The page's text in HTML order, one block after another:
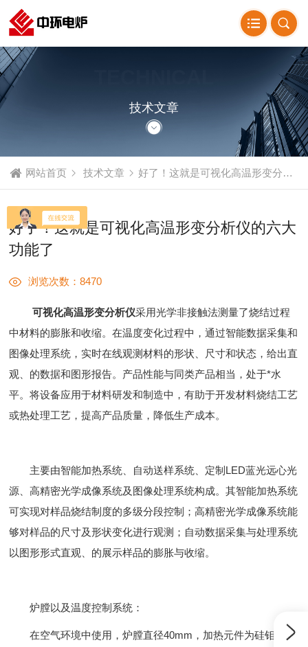
ARTICLE
技术文章
网站首页 技术文章 好了！这就是可视化高温形变分析仪的六大功能了
好了！这就是可视化高温形变分析仪的六大
功能了
浏览次数：8470
可视化高温形变分析仪采用光学非接触法测量了烧结过程
中材料的膨胀和收缩。在温度变化过程中，通过智能数据采集和
图像处理系统，实时在线观测材料的形状、尺寸和状态，给出直
观、的数据和图形报告。产品性能与同类产品相当，处于*水
平。将设备应用于材料研发和制造中，有助于开发材料烧结工艺
或热处理工艺，提高产品质量，降低生产成本。
主要由智能加热系统、自动送样系统、定制LED蓝光远心光
源、高精密光学成像系统及图像处理系统构成。其智能加热系统
可实现对样品烧结制度的多级分段控制；高精密光学成像系统能
够对样品的尺寸及形状变化进行观测；自动数据采集与处理系统
以图形形式直观、的展示样品的膨胀与收缩。
炉膛以及温度控制系统：
在空气环境中使用，炉膛直径40mm，加热元件为硅钼加热